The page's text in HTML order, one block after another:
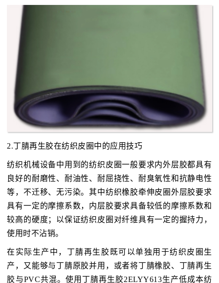
2.丁腈再生胶在纺织皮圈中的应用技巧
纺织机械设备中用到的纺织皮圈一般要求内外层胶都具有
良好的耐磨性、耐油性、耐屈挠性、耐臭氧性和抗静电性
等，不迁移、无污染。其中纺织橡胶牵伸皮圈外层胶要求
具有一定的摩擦系数，内层胶要求具备较低的摩擦系数和
较高的硬度；以保证纺织皮圈对纤维具有一定的握持力，
使用时不沾销。
在实际生产中，丁腈再生胶既可以单独用于纺织皮圈生
产，又能够与丁腈原胶并用，或者将丁腈橡胶、丁腈再生
胶与PVC共混。使用丁腈再生胶2ELYY613生产低成本纺